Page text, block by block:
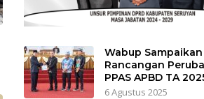
Wabup Sampaikan
Rancangan
PPAS APBD TA
6 Agustus 2025